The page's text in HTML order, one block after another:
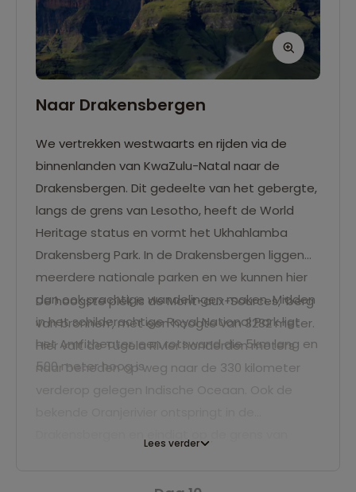
Naar Drakensbergen
We vertrekken westwaarts en rijden via de
binnenlanden van KwaZulu-Natal naar de
Drakensbergen. Dit gedeelte van het gebergte,
langs de grens van Lesotho, heeft de World
Heritage status en vormt het Ukhahlamba
Drakensberg Park. In de Drakensbergen liggen
meerdere nationale parken en we kunnen hier
dan ook prachtige wandelingen maken. Midden
in het schilderachtige Royal National Park ligt
het Amfitheater, een rotswand die 5km lang en
500 meter hoog is.
De hoogste piek is de Mont-aux-Sources, ‘berg
van bronnen’, met een hoogte van 3282 meter.
Hier valt de Tugela Rivier honderden meters
naar beneden op weg naar de 330 kilometer
Lees verder